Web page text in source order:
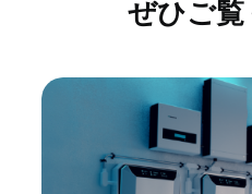
ぜひご覧